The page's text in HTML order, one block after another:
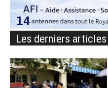
Les derniers articles